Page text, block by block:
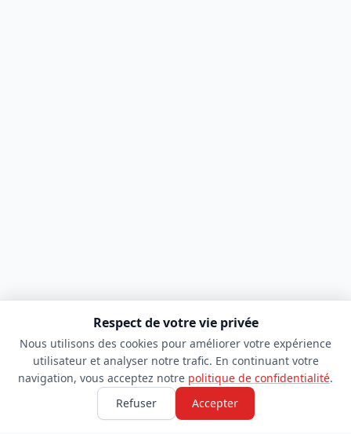
Respect de votre vie privée
Nous utilisons des cookies pour améliorer votre expérience
utilisateur et analyser notre trafic. En continuant votre
navigation, vous acceptez notre politique de confidentialité.
Refuser
Accepter